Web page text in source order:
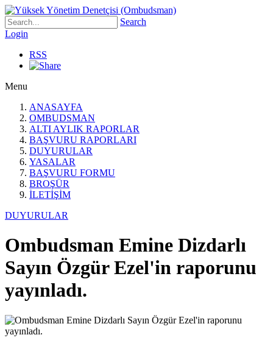
Search
Login
RSS
Menu
ANASAYFA
OMBUDSMAN
ALTI AYLIK RAPORLAR
BAŞVURU RAPORLARI
DUYURULAR
YASALAR
BAŞVURU FORMU
BROŞÜR
İLETİŞİM
DUYURULAR
Ombudsman Emine Dizdarlı
Sayın Özgür Ezel'in raporunu
yayınladı.